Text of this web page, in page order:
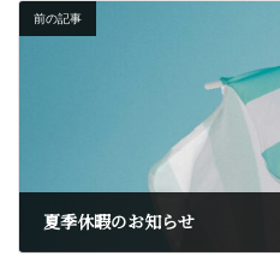
前の記事
夏季休暇のお知らせ